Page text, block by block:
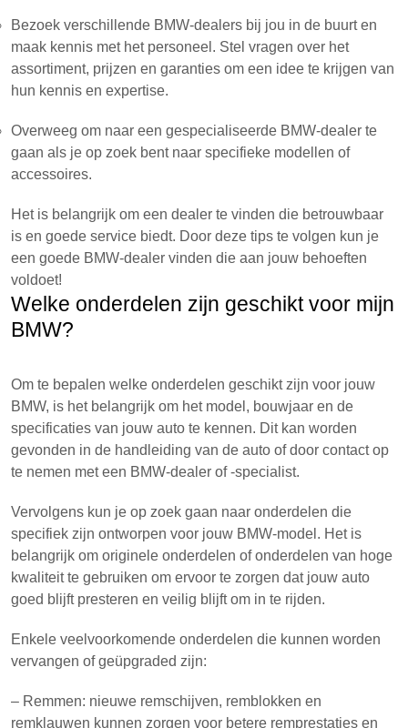
Bezoek verschillende BMW-dealers bij jou in de buurt en
maak kennis met het personeel. Stel vragen over het
assortiment, prijzen en garanties om een idee te krijgen van
hun kennis en expertise.
Overweeg om naar een gespecialiseerde BMW-dealer te
gaan als je op zoek bent naar specifieke modellen of
accessoires.
Het is belangrijk om een dealer te vinden die betrouwbaar
is en goede service biedt. Door deze tips te volgen kun je
een goede BMW-dealer vinden die aan jouw behoeften
voldoet!
Welke onderdelen zijn geschikt voor mijn
BMW?
Om te bepalen welke onderdelen geschikt zijn voor jouw
BMW, is het belangrijk om het model, bouwjaar en de
specificaties van jouw auto te kennen. Dit kan worden
gevonden in de handleiding van de auto of door contact op
te nemen met een BMW-dealer of -specialist.
Vervolgens kun je op zoek gaan naar onderdelen die
specifiek zijn ontworpen voor jouw BMW-model. Het is
belangrijk om originele onderdelen of onderdelen van hoge
kwaliteit te gebruiken om ervoor te zorgen dat jouw auto
goed blijft presteren en veilig blijft om in te rijden.
Enkele veelvoorkomende onderdelen die kunnen worden
vervangen of geüpgraded zijn:
– Remmen: nieuwe remschijven, remblokken en
remklauwen kunnen zorgen voor betere remprestaties en